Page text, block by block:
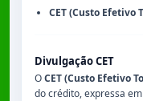
CET (Custo Efetivo
Divulgação CET
OCET (Custo Efetivo
do crédito, expressa